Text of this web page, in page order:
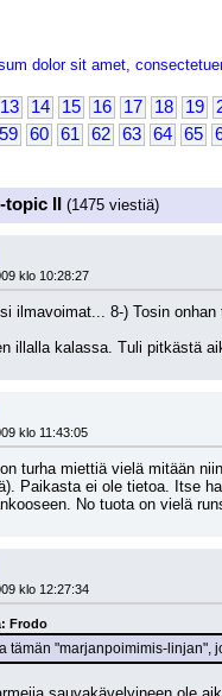
dolor sit amet,
13 14 15 16 17 18 19
59 60 61 62 63 64 65
II (1475 viestiä)
klo 10:28:27
ilmavoimat... 8-) Tosin
illalla kalassa. Tuli pitkästä
klo 11:43:05
turha miettiä vielä mitään
Paikasta ei ole tietoa. Itse
No tuota on vielä
klo 12:27:34
Frodo
tämän "marjanpoimimis-linjan",